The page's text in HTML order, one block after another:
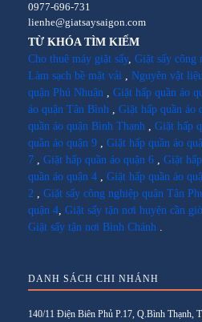
0977-696-731
lienhe@giatsaysaigon.com
TỪ KHÓA TÌM KIẾM
Cho thuê máy giặt sấy, Giặt sấy công
Làm sạch bề mặt vải , Nguyên vật
quận Phú Nhuận , Giặt hấp quần áo
áo quận Tân Bình , Giặt hấp quần áo
quần áo quận Bình Thạnh , Giặt hấp
quần áo quận 9 , Giặt hấp quần áo
7 , Giặt hấp quần áo quận 6 , Giặt
quần áo quận 4 , Giặt hấp quần áo
2 , Giặt sấy công nghiệp quận Tân
quận 4, Giặt sấy tận nơi huyện cần giờ
Giặt sấy tận nơi Bình Chánh .
DANH SÁCH CHI NHÁNH
140/11 Điện Biên Phủ P.17, Q.Bình Thạnh,